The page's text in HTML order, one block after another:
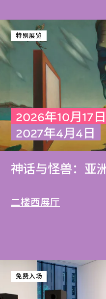
特别展览
2026年10月17日
2027年4月4日
神话与怪兽：亚
二楼西展厅
免费入场